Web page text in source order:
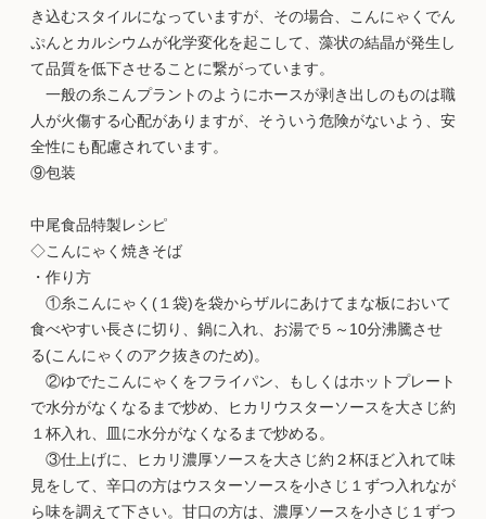
き込むスタイルになっていますが、その場合、こんにゃくでん
ぷんとカルシウムが化学変化を起こして、藻状の結晶が発生し
て品質を低下させることに繋がっています。
一般の糸こんプラントのようにホースが剥き出しのものは職
人が火傷する心配がありますが、そういう危険がないよう、安
全性にも配慮されています。
⑨包装
中尾食品特製レシピ
◇こんにゃく焼きそば
・作り方
①糸こんにゃく(１袋)を袋からザルにあけてまな板において
食べやすい長さに切り、鍋に入れ、お湯で５～10分沸騰させ
る(こんにゃくのアク抜きのため)。
②ゆでたこんにゃくをフライパン、もしくはホットプレート
で水分がなくなるまで炒め、ヒカリウスターソースを大さじ約
１杯入れ、皿に水分がなくなるまで炒める。
③仕上げに、ヒカリ濃厚ソースを大さじ約２杯ほど入れて味
見をして、辛口の方はウスターソースを小さじ１ずつ入れなが
ら味を調えて下さい。甘口の方は、濃厚ソースを小さじ１ずつ